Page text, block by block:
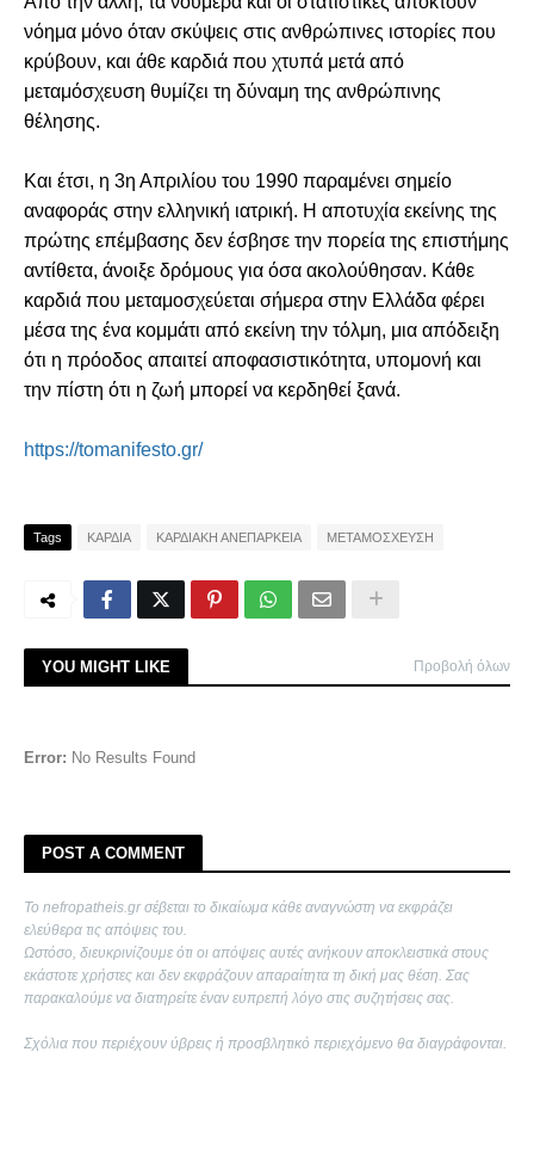
νόημα μόνο όταν σκύψεις στις ανθρώπινες ιστορίες που
κρύβουν, και άθε καρδιά που χτυπά μετά από
μεταμόσχευση θυμίζει τη δύναμη της ανθρώπινης
θέλησης.
Και έτσι, η 3η Απριλίου του 1990 παραμένει σημείο
αναφοράς στην ελληνική ιατρική. Η αποτυχία εκείνης της
πρώτης επέμβασης δεν έσβησε την πορεία της επιστήμης
αντίθετα, άνοιξε δρόμους για όσα ακολούθησαν. Κάθε
καρδιά που μεταμοσχεύεται σήμερα στην Ελλάδα φέρει
μέσα της ένα κομμάτι από εκείνη την τόλμη, μια απόδειξη
ότι η πρόοδος απαιτεί αποφασιστικότητα, υπομονή και
την πίστη ότι η ζωή μπορεί να κερδηθεί ξανά.
https://tomanifesto.gr/
Tags ΚΑΡΔΙΑ ΚΑΡΔΙΑΚΗ ΑΝΕΠΑΡΚΕΙΑ ΜΕΤΑΜΟΣΧΕΥΣΗ
YOU MIGHT LIKE Προβολή όλων
Error: No Results Found
POST A COMMENT
Το nefropatheis.gr σέβεται το δικαίωμα κάθε αναγνώστη να εκφράζει
ελεύθερα τις απόψεις του.
Ωστόσο, διευκρινίζουμε ότι οι απόψεις αυτές ανήκουν αποκλειστικά στους
εκάστοτε χρήστες και δεν εκφράζουν απαραίτητα τη δική μας θέση. Σας
παρακαλούμε να διατηρείτε έναν ευπρεπή λόγο στις συζητήσεις σας.
Σχόλια που περιέχουν ύβρεις ή προσβλητικό περιεχόμενο θα διαγράφονται.